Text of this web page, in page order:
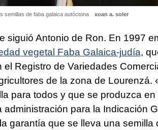
semillas de faba galaica autóctona xoan a. soler
siguió Antonio de Ron. En 1997
vegetal Faba Galaica-judía,
Registro de Variedades
de la zona de Lourenzá.
para todos y que se produzca en
para la Indicación
garantía que se lleva una semilla